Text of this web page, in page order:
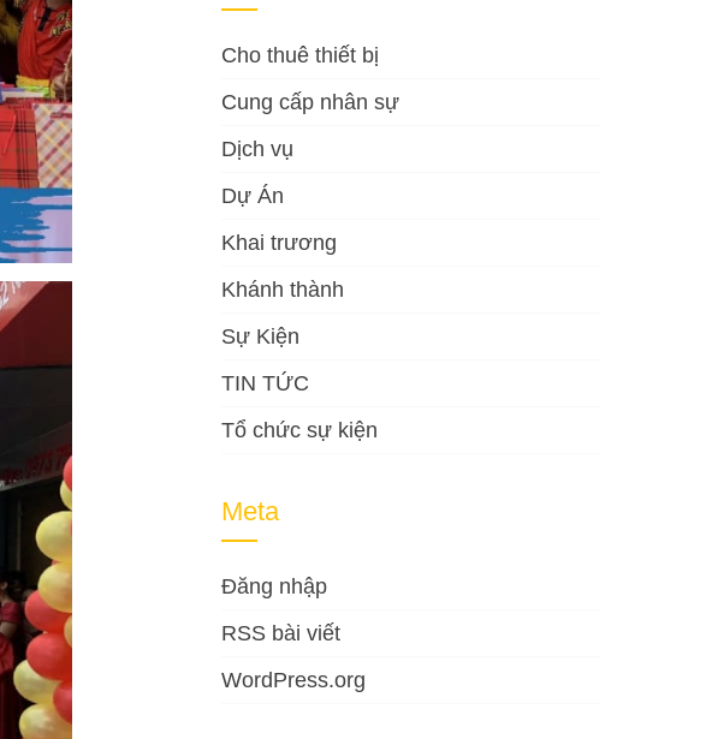
Cho thuê thiết bị
Cung cấp nhân sự
Dịch vụ
Dự Án
Khai trương
Khánh thành
Sự Kiện
TIN TỨC
Tổ chức sự kiện
Meta
Đăng nhập
RSS bài viết
WordPress.org